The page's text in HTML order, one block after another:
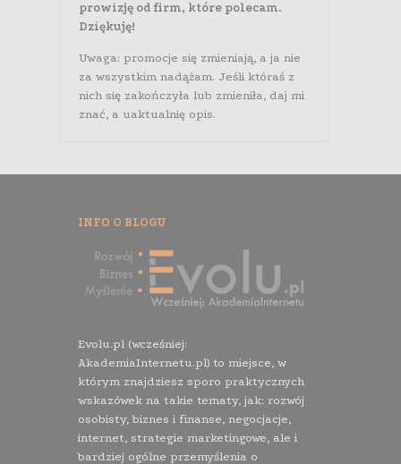
prowizję od firm, które polecam.
Dziękuję!
Uwaga: promocje się zmieniają, a ja nie
za wszystkim nadążam. Jeśli któraś z
nich się zakończyła lub zmieniła, daj mi
znać, a uaktualnię opis.
INFO O BLOGU
Evolu.pl (wcześniej:
AkademiaInternetu.pl) to miejsce, w
którym znajdziesz sporo praktycznych
wskazówek na takie tematy, jak: rozwój
osobisty, biznes i finanse, negocjacje,
internet, strategie marketingowe, ale i
bardziej ogólne przemyślenia o